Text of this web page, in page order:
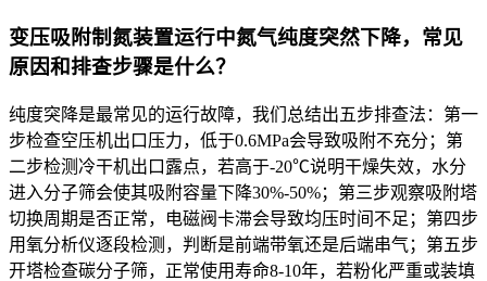
变压吸附制氮装置运行中氮气纯度突然下降，常见
原因和排查步骤是什么？
纯度突降是最常见的运行故障，我们总结出五步排查法：第一
步检查空压机出口压力，低于0.6MPa会导致吸附不充分；第
二步检测冷干机出口露点，若高于-20℃说明干燥失效，水分
进入分子筛会使其吸附容量下降30%-50%；第三步观察吸附塔
切换周期是否正常，电磁阀卡滞会导致均压时间不足；第四步
用氧分析仪逐段检测，判断是前端带氧还是后端串气；第五步
开塔检查碳分子筛，正常使用寿命8-10年，若粉化严重或装填